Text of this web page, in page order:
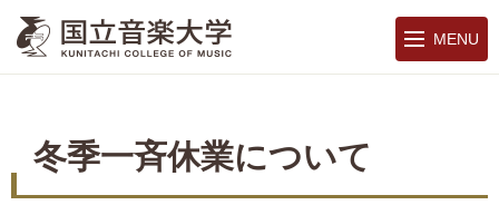
MENU
冬季一斉休業について